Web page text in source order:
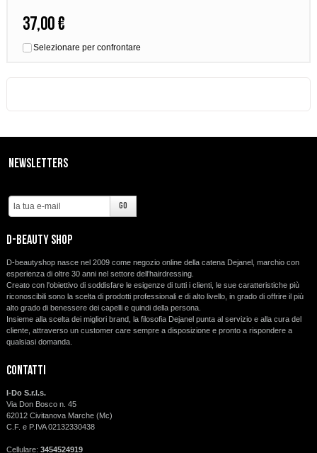
37,00 €
Selezionare per confrontare
Newsletters
d-beauty shop
D-beautyshop nasce nel 2009 come negozio online della catena Dejanel, marchio con
esperienza di oltre 30 anni nel settore dell’hairdressing.
Creato con l'obiettivo di soddisfare le esigenze di tutti i clienti, le sue caratteristiche più
riconoscibili sono la scelta di prodotti professionali e di alto livello, in grado di offrire il più
alto grado di benessere dei capelli e quindi della persona.
Insieme alla scelta dei migliori brand, la filosofia Dejanel punta al servizio e alla cura del
cliente, attraverso un customer care sempre a disposizione e pronto a rispondere a
qualsiasi domanda.
Contatti
I-Do S.r.l.s.
Via Don Bosco n. 45
62012 Civitanova Marche (Mc)
C.F. e P.IVA 02132330438
Cellulare: 3454524919